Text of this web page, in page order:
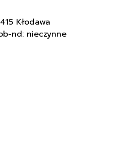
Kłodawa
nd: nieczynne